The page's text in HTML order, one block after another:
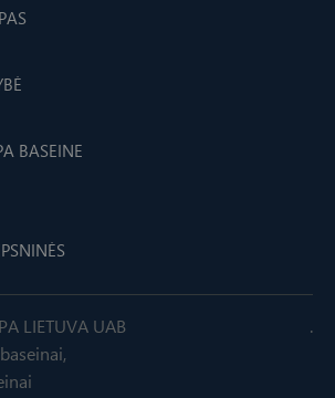
BASEINE
LIETUVA UAB
.